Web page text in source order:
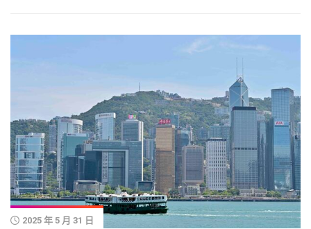
2025 年 5 月 31 日